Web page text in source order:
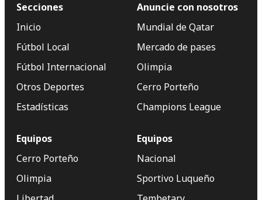
Secciones
Inicio
Fútbol Local
Fútbol Internacional
Otros Deportes
Estadísticas
Anuncie con nosotros
Mundial de Qatar
Mercado de pases
Olimpia
Cerro Porteño
Champions League
Equipos
Cerro Porteño
Olimpia
Equipos
Nacional
Sportivo Luqueño